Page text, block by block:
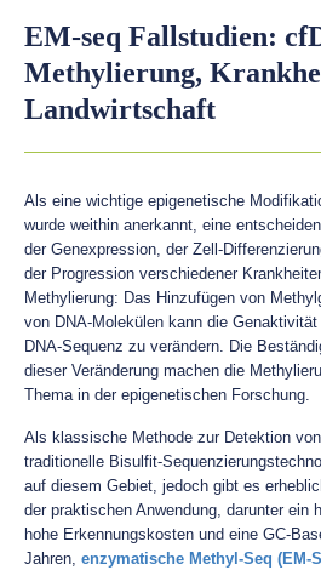
EM-seq Fallstudien:
Methylierung,
Landwirtschaft
Als eine wichtige epigenetische
wurde weithin anerkannt, eine
der Genexpression, der Zell-
der Progression verschiedener
Methylierung: Das Hinzufügen von
von DNA-Molekülen kann die
DNA-Sequenz zu verändern. Die
dieser Veränderung machen die
Thema in der epigenetischen Forschung.
Als klassische Methode zur Detektion
traditionelle Bisulfit-
auf diesem Gebiet, jedoch gibt es
der praktischen Anwendung, darunter ein
hohe Erkennungskosten und eine GC-
Jahren, enzymatische Methyl-Seq (EM-